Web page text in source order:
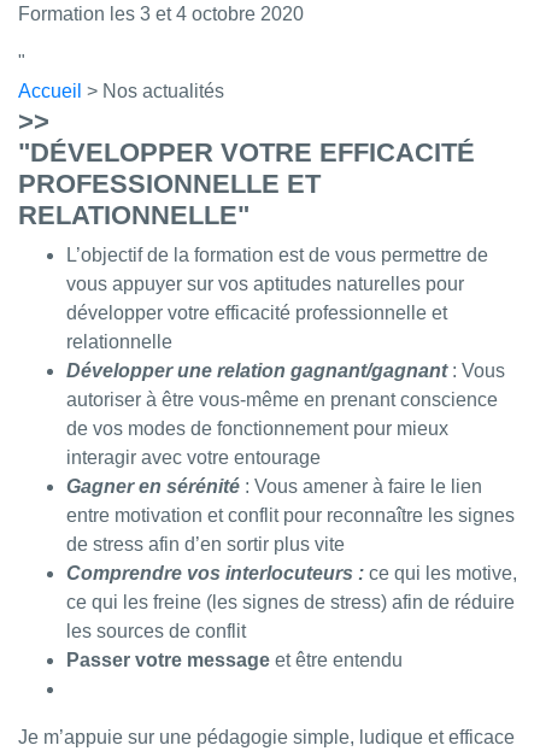
Formation les 3 et 4 octobre 2020
Accueil > Nos actualités
>>
"DÉVELOPPER VOTRE EFFICACITÉ
PROFESSIONNELLE ET
RELATIONNELLE"
L’objectif de la formation est de vous permettre de
vous appuyer sur vos aptitudes naturelles pour
développer votre efficacité professionnelle et
relationnelle
Développer une relation gagnant/gagnant : Vous
autoriser à être vous-même en prenant conscience
de vos modes de fonctionnement pour mieux
interagir avec votre entourage
Gagner en sérénité : Vous amener à faire le lien
entre motivation et conflit pour reconnaître les signes
de stress afin d’en sortir plus vite
Comprendre vos interlocuteurs : ce qui les motive,
ce qui les freine (les signes de stress) afin de réduire
les sources de conflit
Passer votre message et être entendu
Je m’appuie sur une pédagogie simple, ludique et efficace